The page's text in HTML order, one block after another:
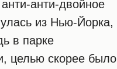
анти-двойное
из Нью-Йорка,
в парке
целью скорее было